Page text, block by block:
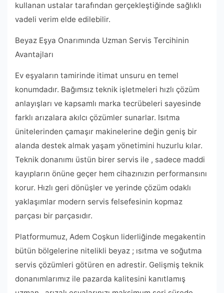
kullanan ustalar tarafından gerçekleştiğinde sağlıklı
vadeli verim elde edilebilir.
Beyaz Eşya Onarımında Uzman Servis Tercihinin
Avantajları
Ev eşyaların tamirinde itimat unsuru en temel
konumdadır. Bağımsız teknik işletmeleri hızlı çözüm
anlayışları ve kapsamlı marka tecrübeleri sayesinde
farklı arızalara akılcı çözümler sunarlar. Isıtma
ünitelerinden çamaşır makinelerine değin geniş bir
alanda destek almak yaşam yönetimini huzurlu kılar.
Teknik donanımı üstün birer servis ile , sadece maddi
kayıpların önüne geçer hem cihazınızın performansını
korur. Hızlı geri dönüşler ve yerinde çözüm odaklı
yaklaşımlar modern servis felsefesinin kopmaz
parçası bir parçasıdır.
Platformumuz, Adem Coşkun liderliğinde megakentin
bütün bölgelerine nitelikli beyaz ; ısıtma ve soğutma
servis çözümleri götüren en adrestir. Gelişmiş teknik
donanımlarımız ile pazarda kalitesini kanıtlamış